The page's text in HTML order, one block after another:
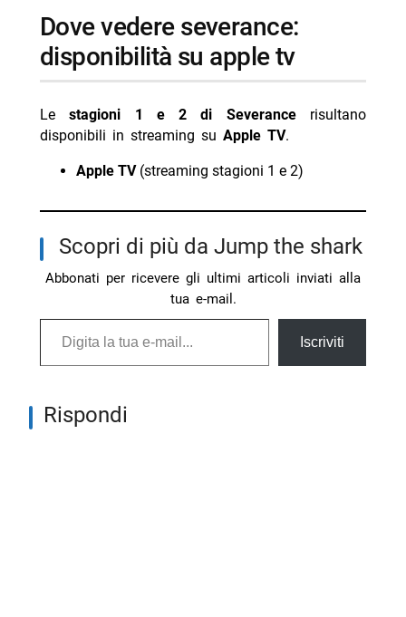
dove vedere severance:
disponibilità su apple tv
Lestagioni 1 e 2 di Severancerisultano
disponibili in streaming su Apple TV.
Apple TV(streaming stagioni 1 e 2)
Scopri di più da Jump the shark
Abbonati per ricevere gli ultimi articoli inviati alla
tua e-mail.
Digita la tua e-mail...
Iscriviti
Rispondi